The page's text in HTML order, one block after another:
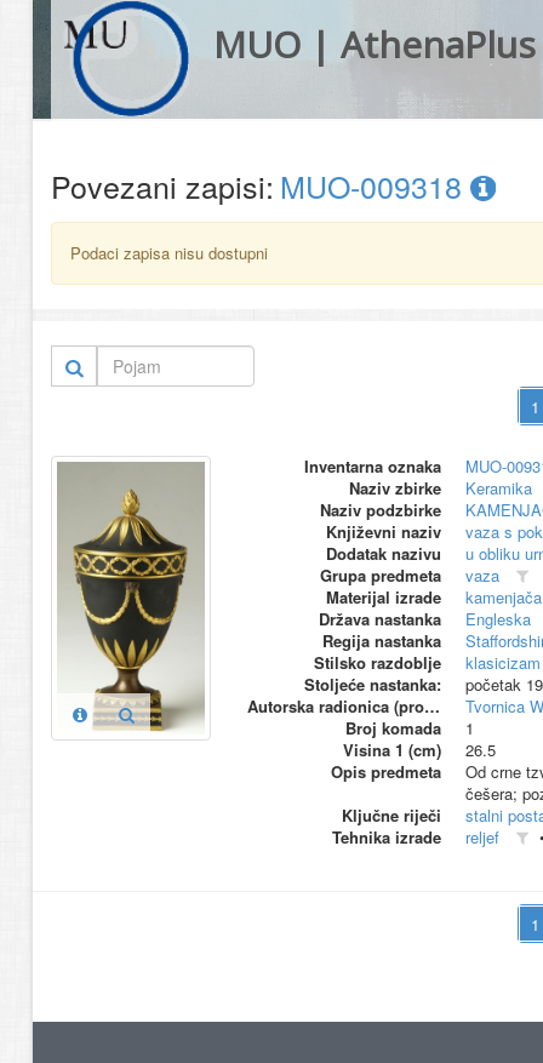
MUO | AthenaPlus
Povezani zapisi: MUO-009318
Podaci zapisa nisu dostupni
Inventarna oznaka
MUO-
Naziv zbirke
Keramika
Naziv podzbirke
Književni naziv
vaza s
Dodatak nazivu
u obliku
Grupa predmeta
vaza
Materijal izrade
kamenjača
Država nastanka
Engleska
Regija nastanka
Stilsko razdoblje
klasicizam
Stoljeće nastanka:
početak 19
Autorska radionica (proizvođač)
Tvornica
Broj komada
1
Visina 1 (cm)
26.5
Opis predmeta
Od crne
češera;
Ključne riječi
stalni
Tehnika izrade
reljef